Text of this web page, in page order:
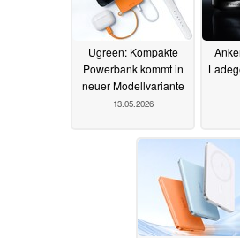
Ugreen: Kompakte
Powerbank kommt in
neuer Modellvariante
13.05.2026